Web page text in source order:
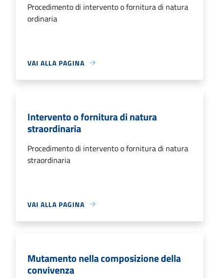
Procedimento di intervento o fornitura di natura
ordinaria
VAI ALLA PAGINA
Intervento o fornitura di natura
straordinaria
Procedimento di intervento o fornitura di natura
straordinaria
VAI ALLA PAGINA
Mutamento nella composizione della
convivenza